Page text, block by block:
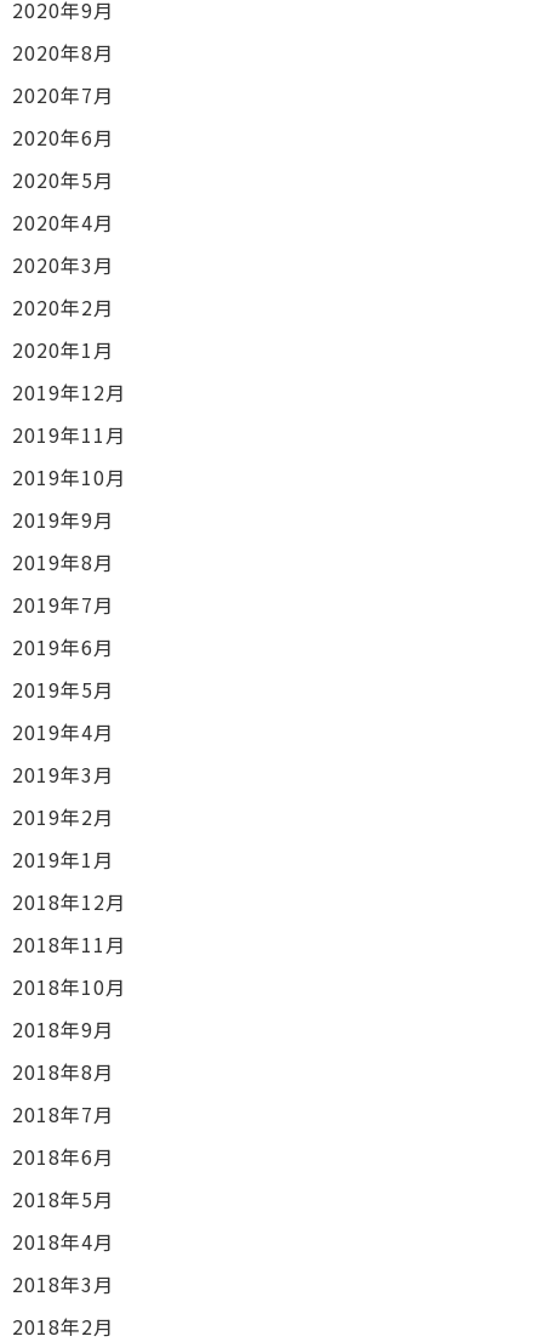
2020年9月
2020年8月
2020年7月
2020年6月
2020年5月
2020年4月
2020年3月
2020年2月
2020年1月
2019年12月
2019年11月
2019年10月
2019年9月
2019年8月
2019年7月
2019年6月
2019年5月
2019年4月
2019年3月
2019年2月
2019年1月
2018年12月
2018年11月
2018年10月
2018年9月
2018年8月
2018年7月
2018年6月
2018年5月
2018年4月
2018年3月
2018年2月